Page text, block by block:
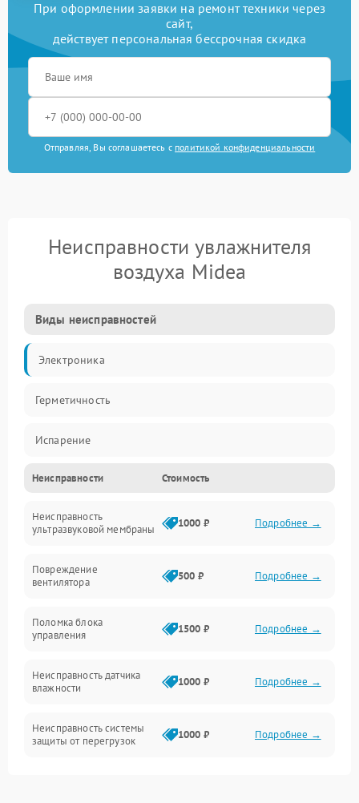
При оформлении заявки на ремонт техники через
сайт,
действует персональная бессрочная скидка
Отправляя, Вы соглашаетесь с политикой конфиденциальности
Неисправности увлажнителя
воздуха Midea
Виды неисправностей
Электроника
Герметичность
Испарение
Водяной тракт
Механические повреждения
Датчики
Неисправности Стоимость
Неисправность
ультразвуковой мембраны
1000 ₽ Подробнее →
Повреждение
вентилятора
500 ₽ Подробнее →
Поломка блока
управления
1500 ₽ Подробнее →
Неисправность датчика
влажности
1000 ₽ Подробнее →
Неисправность системы
защиты от перегрузок
1000 ₽ Подробнее →